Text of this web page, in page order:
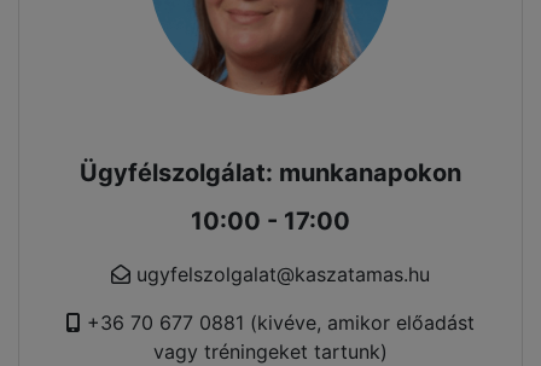
Ügyfélszolgálat: munkanapokon
10:00 - 17:00
ugyfelszolgalat@kaszatamas.hu
+36 70 677 0881 (kivéve, amikor előadást
vagy tréningeket tartunk)